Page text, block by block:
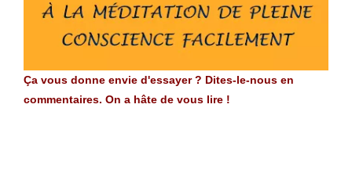
Ça vous donne envie d'essayer ? Dites-le-nous en
commentaires. On a hâte de vous lire !